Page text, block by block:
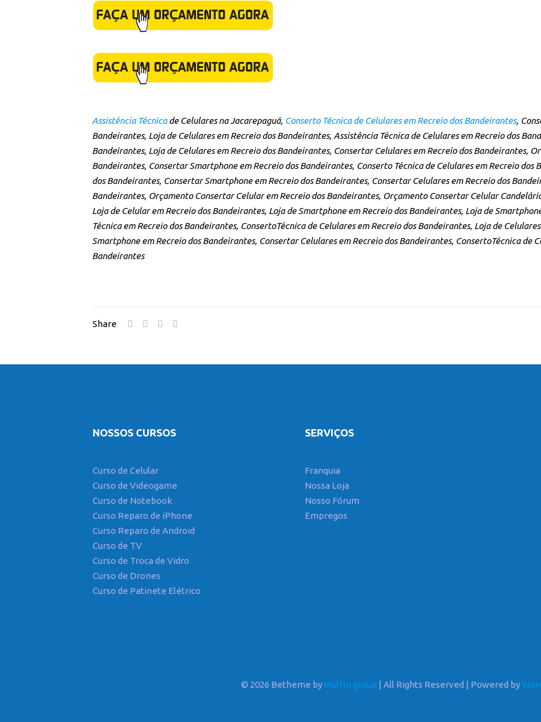
Assistência Técnicade Celulares na Jacarepaguá, Conserto Técnica de Celulares em Recreio dos Bandeirantes,
Bandeirantes, Loja de Celulares em Recreio dos Bandeirantes, Assistência Técnica de Celulares em Recreio dos
Bandeirantes, Loja de Celulares em Recreio dos Bandeirantes, Consertar Celulares em Recreio dos Bandeirantes,
Bandeirantes, Consertar Smartphone em Recreio dos Bandeirantes, Conserto Técnica de Celulares em Recreio dos
dos Bandeirantes, Consertar Smartphone em Recreio dos Bandeirantes, Consertar Celulares em Recreio dos
Bandeirantes, Orçamento Consertar Celular em Recreio dos Bandeirantes, Orçamento Consertar Celular
Loja de Celular em Recreio dos Bandeirantes, Loja de Smartphone em Recreio dos Bandeirantes, Loja de
Técnica em Recreio dos Bandeirantes, ConsertoTécnica de Celulares em Recreio dos Bandeirantes, Loja de
Smartphone em Recreio dos Bandeirantes, Consertar Celulares em Recreio dos Bandeirantes, ConsertoTécnica de
Bandeirantes
Share
NOSSOS CURSOS
Curso de Celular
Curso de Videogame
Curso de Notebook
Curso Reparo de iPhone
Curso Reparo de Android
Curso de TV
Curso de Troca de Vidro
Curso de Drones
Curso de Patinete Elétrico
SERVIÇOS
Franquia
Nossa Loja
Nosso Fórum
Empregos
© 2026 Betheme by Muffin group | All Rights Reserved | Powered by